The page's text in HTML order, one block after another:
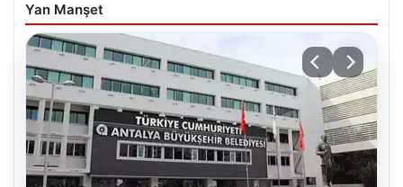
Yan Manşet